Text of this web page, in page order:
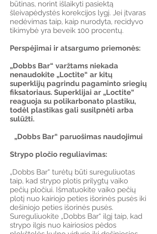
būtinas, norint išlaikyti pasiektą
šleivapėdystės korekcijos lygį. Jei įtvaras
nedėvimas taip, kaip nurodyta, recidyvo
tikimybė yra beveik 100 procentų.
Perspėjimai ir atsargumo priemonės:
„Dobbs Bar“ varžtams niekada
nenaudokite „Loctite“ ar kitų
superklijų pagrindu pagaminto sriegių
fiksatoriaus. Superklijai ar „Loctite“
reaguoja su polikarbonato plastiku,
todėl plastikas gali susilpnėti arba
sulūžti.
„Dobbs Bar“ paruošimas naudojimui
Strypo pločio reguliavimas:
„Dobbs Bar“ turėtų būti sureguliuotas
taip, kad strypo plotis prilygtų vaiko
pečių pločiui. Išmatuokite vaiko pečių
plotį nuo kairiojo peties išorinės pusės iki
dešiniojo peties išorinės pusės.
Sureguliuokite „Dobbs Bar“ ilgį taip, kad
strypo ilgis nuo kairiosios pėdos